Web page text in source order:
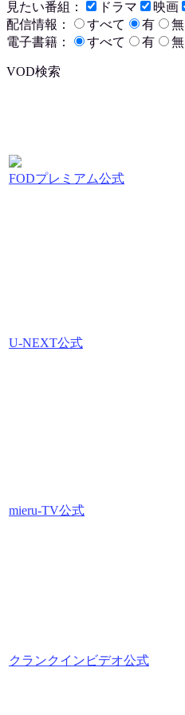
見たい番組：
ドラマ 映画
配信情報：
すべて 有
無
電子書籍：
すべて 有 無
VOD検索
FODプレミアム公式
U-NEXT公式
mieru-TV公式
クランクインビデオ公式